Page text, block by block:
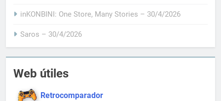
inKONBINI: One Store, Many Stories – 30/4/2026
Saros – 30/4/2026
Web útiles
Retrocomparador